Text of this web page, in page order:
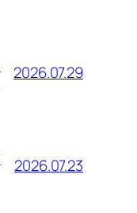
2026.07.29
2026.07.23